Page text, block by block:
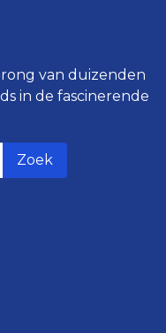
van duizenden
in de fascinerende
Zoek